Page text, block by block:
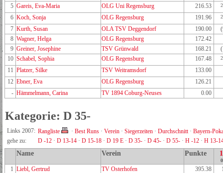
5 Gareis, Eva-Maria OLG Uni Regensburg 216.53 2
6 Koch, Sonja OLG Regensburg 191.96 2
7 Kurth, Susan OLA TSV Deggendorf 190.00
8 Wagner, Helga OLG Regensburg
172.42
9 Greiner, Josephine TSV Grünwald 168.21
10 Schabel, Sophia OLG Regensburg 167.48 2
11 Platzer, Silke TSV Weitramsdorf
133.00
12 Ebner, Eva OLG Regensburg
126.21
- Hämmelmann, Carina TV 1894 Coburg-Neuses 0.00
Kategorie: D 35-
Links 2007: Rangliste · Best Runs · Verein · Siegerzeiten · Durchschnitt· Bayern-
gehe zu:
D -12 · D 13-14 · D 15-18 · D 19 E · D 35- · D 45- · D 55- · H -12 · H 13-
Name Verein Punkte
1 Liebl, Gertrud TV Osterhofen 395.38